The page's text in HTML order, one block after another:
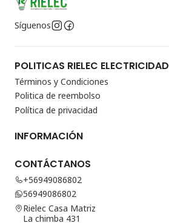
Síguenos
POLITICAS RIELEC ELECTRICIDAD
Términos y Condiciones
Politica de reembolso
Política de privacidad
INFORMACIÓN
CONTÁCTANOS
+56949086802
56949086802
Rielec Casa Matriz
La chimba 431